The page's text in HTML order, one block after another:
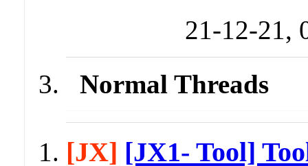
21-12-21,
Normal Threads
[JX] [JX1- Tool]